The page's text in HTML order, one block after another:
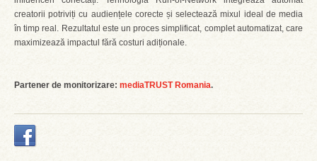
creatorii potriviți cu audiențele corecte și selectează mixul ideal de media
în timp real. Rezultatul este un proces simplificat, complet automatizat, care
maximizează impactul fără costuri adiționale.
Partener de monitorizare: mediaTRUST Romania.